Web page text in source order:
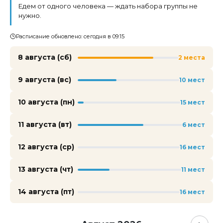
Едем от одного человека — ждать набора группы не
нужно.
Расписание обновлено: сегодня в 09:15
8 августа (сб) 2 места
9 августа (вс) 10 мест
10 августа (пн) 15 мест
11 августа (вт) 6 мест
12 августа (ср) 16 мест
13 августа (чт) 11 мест
14 августа (пт) 16 мест